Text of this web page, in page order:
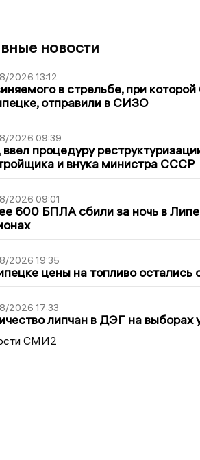
новости
2026 13:12
в стрельбе, при
отправили в СИЗО
2026 09:39
процедуру
и внука министра СССР
2026 09:01
600 БПЛА сбили за ночь в
2026 19:35
цены на топливо остались
2026 17:33
липчан в ДЭГ на выборах
СМИ2